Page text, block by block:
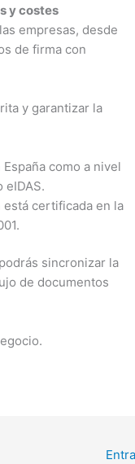
y costes
empresas, desde
de firma con
y garantizar la
como a nivel
certificada en la
sincronizar la
de documentos